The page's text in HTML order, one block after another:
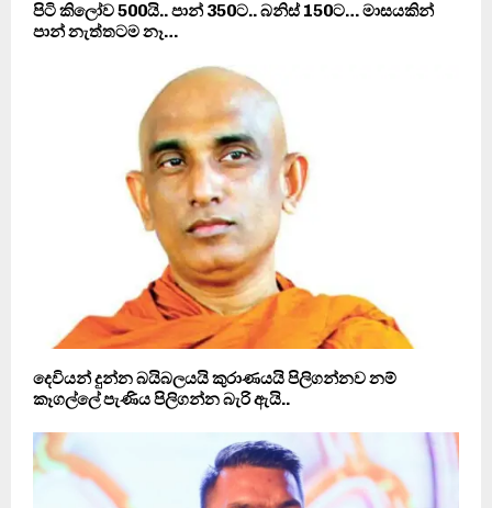
පිටි කිලෝව 500යි.. පාන් 350ට.. බනිස් 150ට… මාසයකින්
පාන් නැත්තටම නෑ…
දෙවියන් දුන්න බයිබලයයි කුරාණයයි පිලිගන්නව නම්
කෑගල්ලේ පැණිය පිලිගන්න බැරි ඇයි..